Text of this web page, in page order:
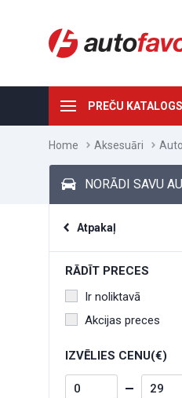
PREČU KATALOGS
Home Aksesuāri
NORĀDI SAVU
Atpakaļ
RĀDĪT PRECES
Ir noliktavā
Akcijas preces
IZVĒLIES CENU(€)